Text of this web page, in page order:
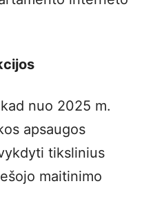
nuo 2025 m.
apsaugos
tikslinius
maitinimo